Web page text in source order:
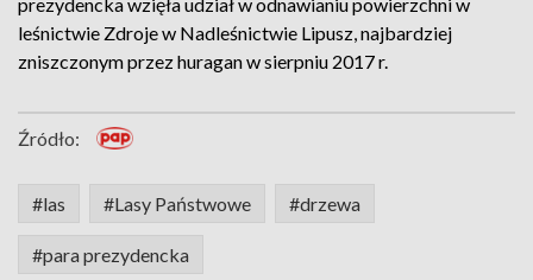
leśnictwie Zdroje w Nadleśnictwie Lipusz, najbardziej
zniszczonym przez huragan w sierpniu 2017 r.
Źródło:
#las #Lasy Państwowe #drzewa
#para prezydencka